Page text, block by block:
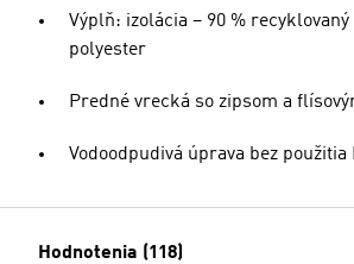
Výplň: izolácia – 90 %
polyester
Predné vrecká so zipsom a
Vodoodpudivá úprava bez použitia
Hodnotenia (118)